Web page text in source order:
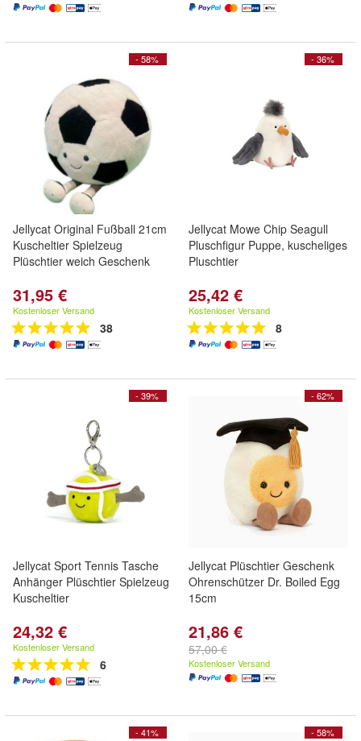
- 58%
Jellycat Original Fußball 21cm
Kuscheltier Spielzeug
Plüschtier weich Geschenk
31,95 €
Kostenloser Versand
38
- 36%
Jellycat Mowe Chip Seagull
Pluschfigur Puppe, kuscheliges
Pluschtier
25,42 €
Kostenloser Versand
8
- 39%
Jellycat Sport Tennis Tasche
Anhänger Plüschtier Spielzeug
Kuscheltier
24,32 €
Kostenloser Versand
6
- 62%
Jellycat Plüschtier Geschenk
Ohrenschützer Dr. Boiled Egg
15cm
21,86 €
57,00 €
Kostenloser Versand
- 41% - 58%